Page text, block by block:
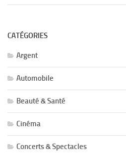
CATÉGORIES
Argent
Automobile
Beauté & Santé
Cinéma
Concerts & Spectacles